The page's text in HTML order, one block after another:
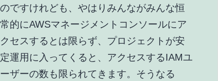
のですけれども、やはりみんながみんな恒
常的にAWSマネージメントコンソールにア
クセスするとは限らず、プロジェクトが安
定運用に入ってくると、アクセスするIAMユ
ーザーの数も限られてきます。そうなる